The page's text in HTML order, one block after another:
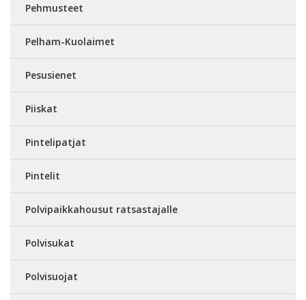
Pehmusteet
Pelham-Kuolaimet
Pesusienet
Piiskat
Pintelipatjat
Pintelit
Polvipaikkahousut ratsastajalle
Polvisukat
Polvisuojat